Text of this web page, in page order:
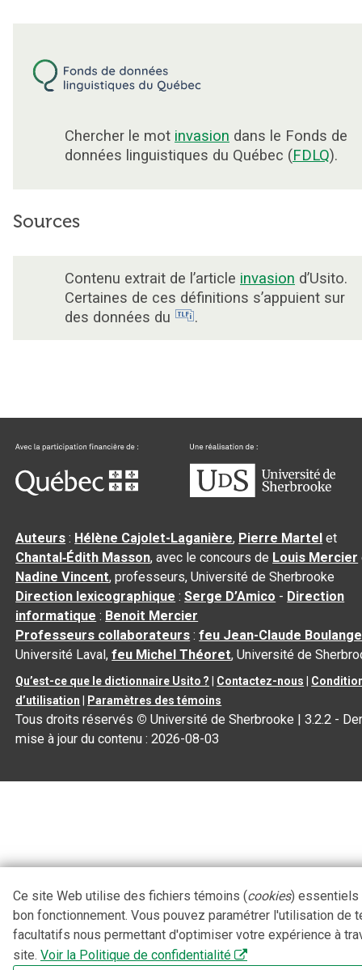
Chercher le mot invasion dans le Fonds de
données linguistiques du Québec (FDLQ).
Sources
Contenu extrait de l’article invasion d’Usito.
Certaines de ces définitions s’appuient sur
des données du
.
Auteurs : Hélène Cajolet-Laganière, Pierre Martel et
Chantal‑Édith Masson, avec le concours de Louis Mercier
Nadine Vincent, professeurs, Université de Sherbrooke
Direction lexicographique :Serge D’Amico - Direction
informatique : Benoit Mercier
Professeurs collaborateurs :feu Jean-Claude
Université Laval,feu Michel Théoret, Université de
Qu’est-ce que le dictionnaire Usito ? Contactez-nous
d’utilisation
Paramètres des témoins
Tous droits réservés © Université de Sherbrooke |3.2.2 -
mise à jour du contenu :2026-08-03
Ce site Web utilise des fichiers témoins (cookies) essentiels
bon fonctionnement. Vous pouvez paramétrer l'utilisation de
facultatifs nous permettant d'optimiser votre expérience à
site. Voir la Politique de confidentialité